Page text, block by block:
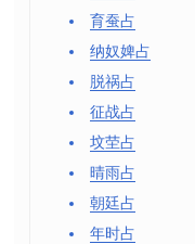
育蚕占
纳奴婢占
脱祸占
征战占
坟茔占
晴雨占
朝廷占
年时占